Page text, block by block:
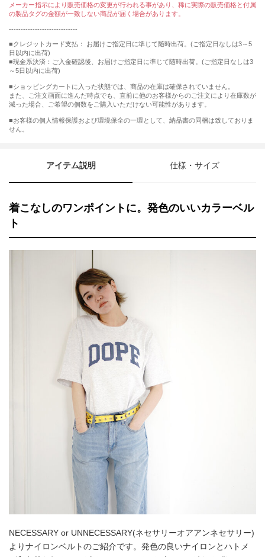
メーカー指示により販売価格の変更が行われる事があり、稀に実際の販売価格と付属
の製品タグの金額が一致しない商品が届く場合があります。
-----------------------------
■クレジットカード支払： お届けご指定日に準じて随時出荷。(ご指定日なしは3～5
日以内に出荷)
■現金系決済：ご入金確認後、お届けご指定日に準じて随時出荷。(ご指定日なしは3
～5日以内に出荷)
■ショッピングカートに入った状態では、商品の在庫は確保されていません。
また、ご注文画面に進んだ時点でも、直前に他のお客様からのご注文により在庫数が
減った場合、ご希望の個数をご購入いただけない可能性があります。
■お客様の個人情報保護および環境保全の一環として、納品書の同梱は致しておりま
せん。
アイテム説明 仕様・サイズ
着こなしのワンポイントに。発色のいいカラーベル
ト
NECESSARY or UNNECESSARY(ネセサリーオアアンネセサリー)
よりナイロンベルトのご紹介です。発色の良いナイロンとハトメ